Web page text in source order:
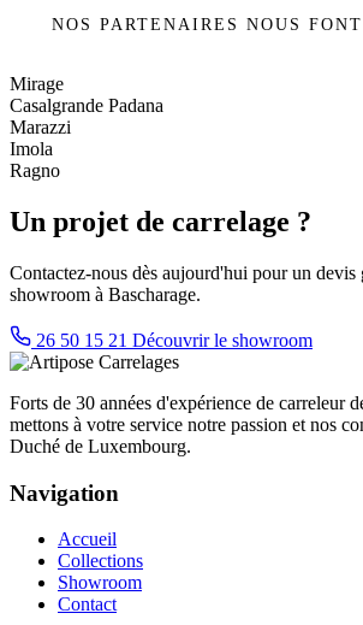
NOS PARTENAIRES NOUS
Mirage
Casalgrande Padana
Marazzi
Imola
Ragno
Un projet de carrelage ?
Contactez-nous dès aujourd'hui pour un
showroom à Bascharage.
26 50 15 21 Découvrir le showroom
Forts de 30 années d'expérience de carreleur
mettons à votre service notre passion et nos
Duché de Luxembourg.
Navigation
Accueil
Collections
Showroom
Contact